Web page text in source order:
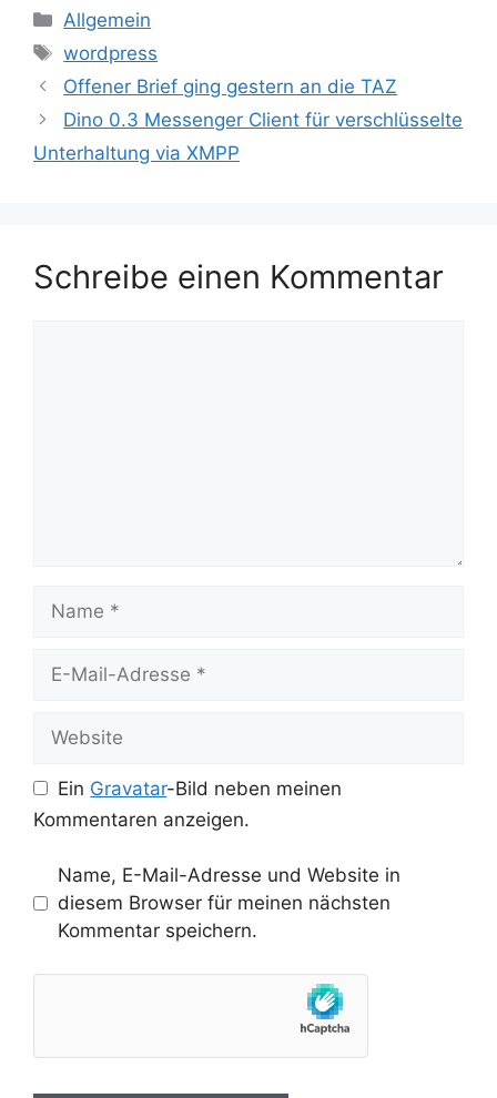
Kategorien
Allgemein
Schlagwörter
wordpress
Offener Brief ging gestern an die TAZ
Dino 0.3 Messenger Client für verschlüsselte
Unterhaltung via XMPP
Schreibe einen Kommentar
Mail-
Ein Gravatar-Bild neben meinen
Kommentaren anzeigen.
Name, E-Mail-Adresse und Website in
diesem Browser für meinen nächsten
Kommentar speichern.